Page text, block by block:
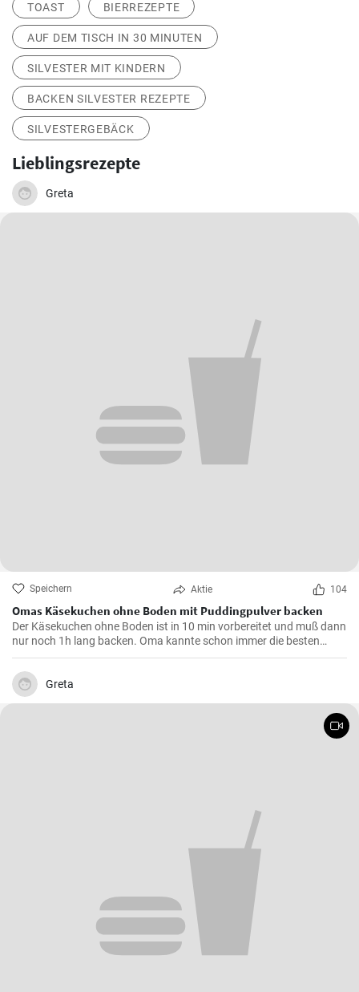
TOAST BIERREZEPTE
AUF DEM TISCH IN 30 MINUTEN
SILVESTER MIT KINDERN
BACKEN SILVESTER REZEPTE
SILVESTERGEBÄCK
Lieblingsrezepte
Greta
Speichern Aktie 104
Omas Käsekuchen ohne Boden mit Puddingpulver backen
Der Käsekuchen ohne Boden ist in 10 min vorbereitet und muß dann
nur noch 1h lang backen. Oma kannte schon immer die besten
Käsekuchen Rezepte für den Kaffeetisch und dieser wird mit Vanille
Puddingpulver stabilisiert.
Greta